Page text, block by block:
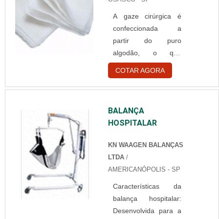
sendo introduzida
pelas narinas do
paciente em questão,
para...
A gaze cirúrgica é
confeccionada a
partir do puro
algodão, o que
permite que ela seja
livre de impurezas,
sendo muito macia e
absorvente. A gaze é
um material muito
odontológicas;
Hospitais; Entre
outros. Principal
COTAR AGORA
BALANÇA
HOSPITALAR
KN WAAGEN BALANÇAS
LTDA /
AMERICANÓPOLIS - SP
Características da
balança hospitalar:
Desenvolvida para a